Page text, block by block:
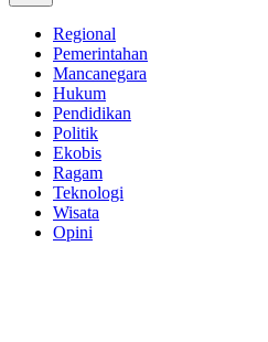
Regional
Pemerintahan
Mancanegara
Hukum
Pendidikan
Politik
Ekobis
Ragam
Teknologi
Wisata
Opini